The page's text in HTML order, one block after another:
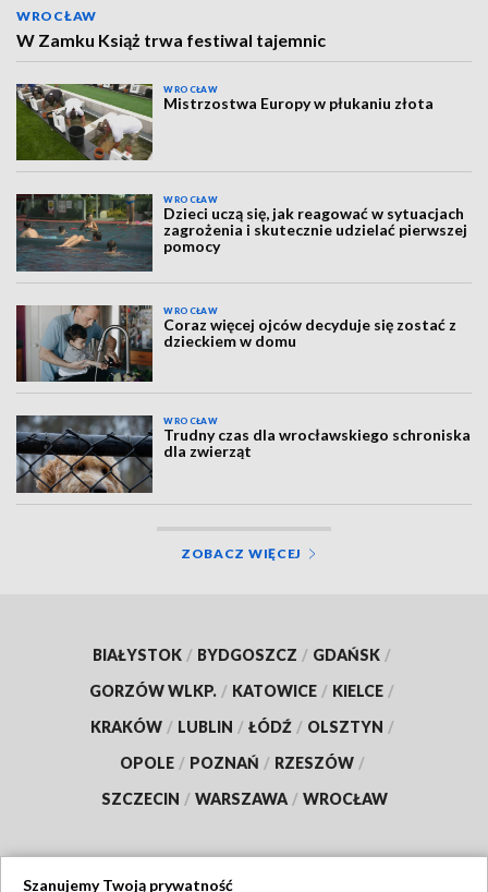
WROCŁAW
W Zamku Książ trwa festiwal tajemnic
WROCŁAW
Mistrzostwa Europy w płukaniu złota
WROCŁAW
Dzieci uczą się, jak reagować w sytuacjach
zagrożenia i skutecznie udzielać pierwszej
pomocy
WROCŁAW
Coraz więcej ojców decyduje się zostać z
dzieckiem w domu
WROCŁAW
Trudny czas dla wrocławskiego schroniska
dla zwierząt
ZOBACZ WIĘCEJ
BIAŁYSTOK / BYDGOSZCZ / GDAŃSK /
GORZÓW WLKP. / KATOWICE / KIELCE /
KRAKÓW / LUBLIN / ŁÓDŹ / OLSZTYN /
OPOLE / POZNAŃ / RZESZÓW /
SZCZECIN / WARSZAWA / WROCŁAW
Szanujemy Twoją prywatność